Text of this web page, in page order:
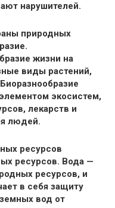
нарушителей.
природных
жизни на
виды растений,
экосистем,
лекарств и
людей.
ресурсов
ресурсов. Вода —
ресурсов, и
в себя защиту
вод от